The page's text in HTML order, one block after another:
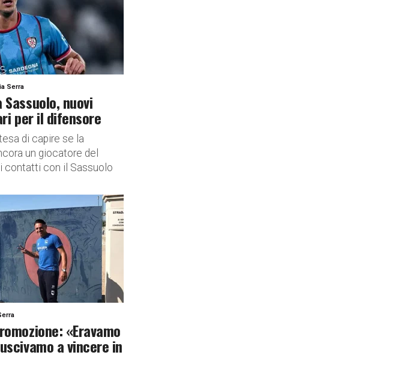
Serra
nuovi
per il difensore
di capire se la
un giocatore del
contatti con il Sassuolo
«Eravamo
a vincere in